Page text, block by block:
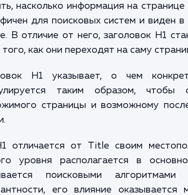
насколько информация на
для поисковых систем и виден
В отличие от него, заголовок H1
того, как они переходят на саму
H1 указывает, о чем
таким образом, чтобы
страницы и возможному
отличается от Title своим
уровня располагается в
поисковыми
его влияние